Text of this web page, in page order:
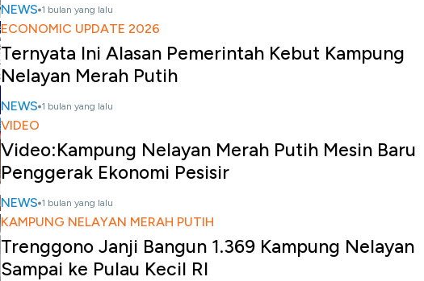
NEWS 1 bulan yang lalu
ECONOMIC UPDATE 2026
Ternyata Ini Alasan Pemerintah Kebut Kampung
Nelayan Merah Putih
NEWS 1 bulan yang lalu
VIDEO
Video:Kampung Nelayan Merah Putih Mesin Baru
Penggerak Ekonomi Pesisir
NEWS 1 bulan yang lalu
KAMPUNG NELAYAN MERAH PUTIH
Trenggono Janji Bangun 1.369 Kampung Nelayan
Sampai ke Pulau Kecil RI